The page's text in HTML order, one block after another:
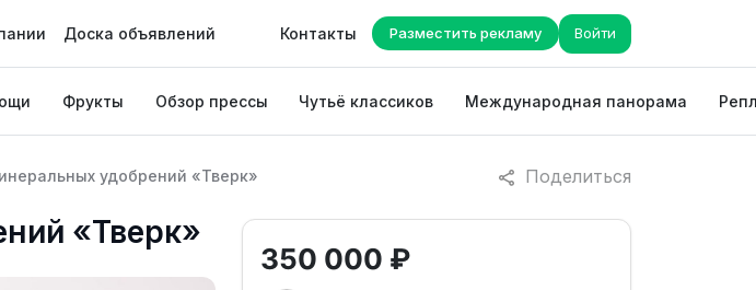
Доска объявлений Контакты Разместить рекламу Войти
Фрукты Обзор прессы Чутьё классиков Международная панорама
Поделиться
удобрений «Тверк»
«Тверк»
350 000 ₽